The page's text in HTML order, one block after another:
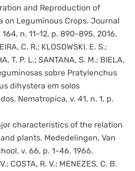
and Reproduction of
on Leguminous Crops. Journal
n. 11-12, p. 890-895, 2016.
C. R.; KLOSOWSKI, E. S.;
T. P. L.; SANTANA, S. M.; BIELA,
sobre Pratylenchus
dihystera em solos
Nematropica, v. 41, n. 1, p.
characteristics of the relation
plants. Mededelingen, Van
v. 66, p. 1-46, 1966.
COSTA, R. V.; MENEZES, C. B.